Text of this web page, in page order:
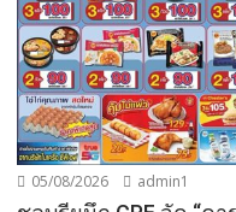
05/08/2026 admin1